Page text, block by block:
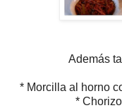
Además
* Morcilla al horno
*